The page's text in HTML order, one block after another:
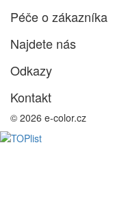
Péče o zákazníka
Najdete nás
Odkazy
Kontakt
© 2026 e-color.cz